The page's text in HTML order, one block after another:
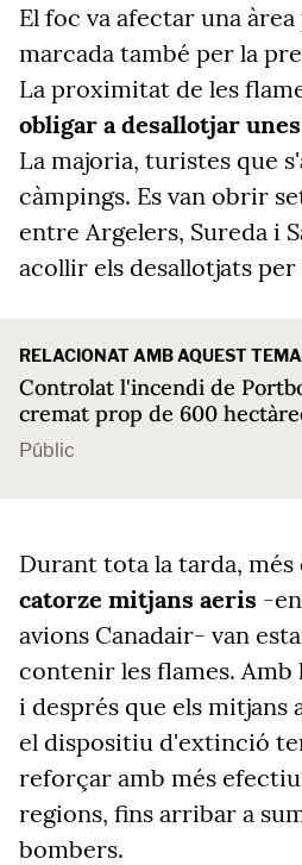
El foc va afectar una
marcada també per la
La proximitat de les
obligar a desallotjar
La majoria, turistes que
càmpings. Es van obrir
entre Argelers, Sureda i
acollir els desallotjats
RELACIONAT AMB AQUEST TEMA
Controlat l'incendi de
cremat prop de 600
Públic
Durant tota la tarda,
catorze mitjans aeris -
avions Canadair- van
contenir les flames. Amb
i després que els mitjans
el dispositiu d'extinció
reforçar amb més
regions, fins arribar a
bombers.